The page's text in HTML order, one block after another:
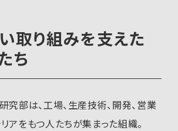
取り組みを支えた
ち
究部は、工場、生産技術、開発、営業
アをもつ人たちが集まった組織。